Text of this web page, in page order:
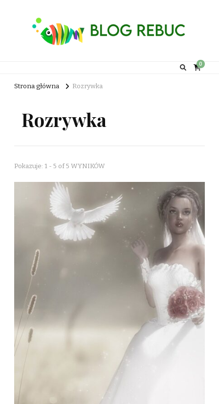
0
Strona główna Rozrywka
Rozrywka
Pokazuje: 1 - 5 of 5 WYNIKÓW